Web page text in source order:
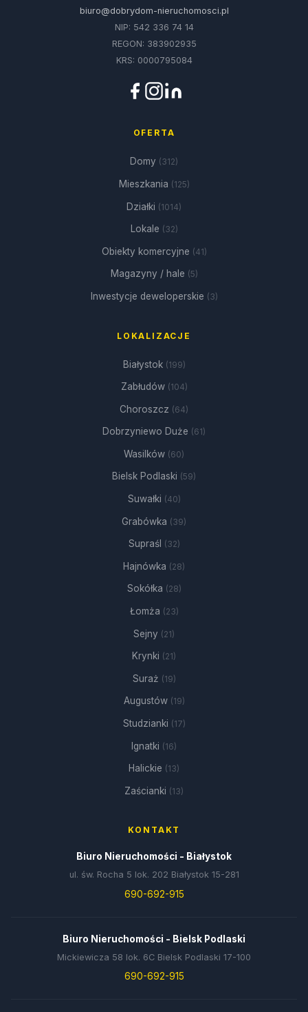
biuro@dobrydom-nieruchomosci.pl
NIP: 542 336 74 14
REGON: 383902935
KRS: 0000795084
OFERTA
Domy (312)
Mieszkania (125)
Działki (1014)
Lokale (32)
Obiekty komercyjne (41)
Magazyny / hale (5)
Inwestycje deweloperskie (3)
LOKALIZACJE
Białystok (199)
Zabłudów (104)
Choroszcz (64)
Dobrzyniewo Duże (61)
Wasilków (60)
Bielsk Podlaski (59)
Suwałki (40)
Grabówka (39)
Supraśl (32)
Hajnówka (28)
Sokółka (28)
Łomża (23)
Sejny (21)
Krynki (21)
Suraż (19)
Augustów (19)
Studzianki (17)
Ignatki (16)
Halickie (13)
Zaścianki (13)
KONTAKT
Biuro Nieruchomości - Białystok
ul. św. Rocha 5 lok. 202 Białystok 15-281
690-692-915
Biuro Nieruchomości - Bielsk Podlaski
Mickiewicza 58 lok. 6C Bielsk Podlaski 17-100
690-692-915